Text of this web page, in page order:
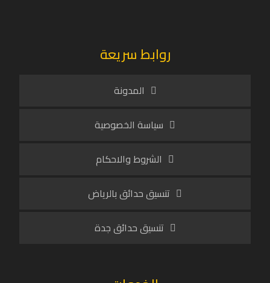
روابط سريعة
المدونة
سياسة الخصوصية
الشروط والاحكام
تنسيق حدائق بالرياض
تنسيق حدائق جدة